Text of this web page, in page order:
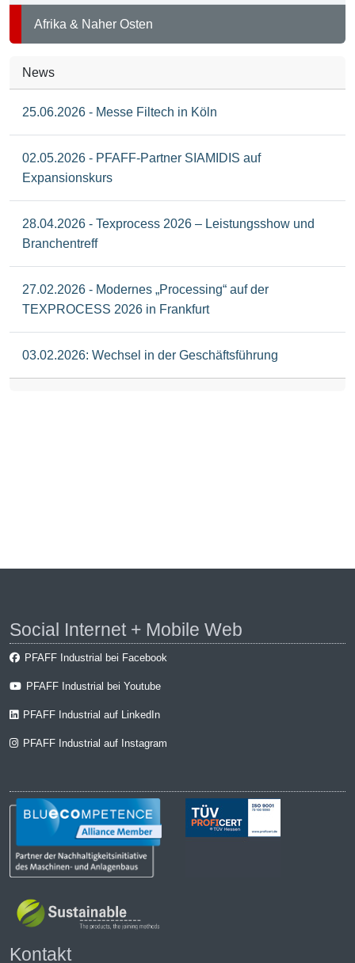
Afrika & Naher Osten
News
25.06.2026 - Messe Filtech in Köln
02.05.2026 - PFAFF-Partner SIAMIDIS auf
Expansionskurs
28.04.2026 - Texprocess 2026 – Leistungsshow und
Branchentreff
27.02.2026 - Modernes „Processing“ auf der
TEXPROCESS 2026 in Frankfurt
03.02.2026: Wechsel in der Geschäftsführung
Social Internet + Mobile Web
PFAFF Industrial bei Facebook
PFAFF Industrial bei Youtube
PFAFF Industrial auf LinkedIn
PFAFF Industrial auf Instagram
Kontakt